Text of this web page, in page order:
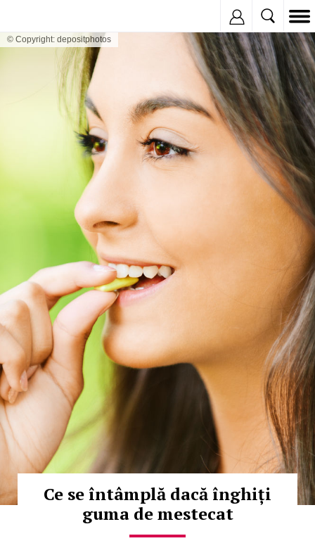
© Copyright: depositphotos
Ce se întâmplă dacă înghiți
guma de mestecat